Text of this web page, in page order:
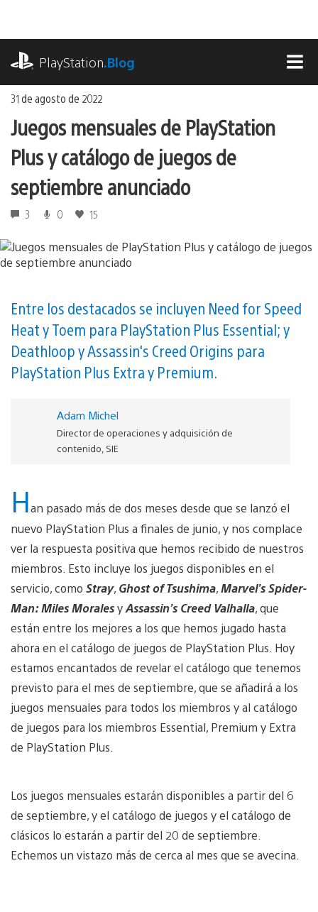
contenido
PlayStation.Blog
31 de agosto de 2022
Juegos mensuales de PlayStation
Plus y catálogo de juegos de
septiembre anunciado
3 0 15
Entre los destacados se incluyen Need for Speed
Heat y Toem para PlayStation Plus Essential; y
Deathloop y Assassin's Creed Origins para
PlayStation Plus Extra y Premium.
Adam Michel
Director de operaciones y adquisición de
contenido, SIE
Han pasado más de dos meses desde que se lanzó el
nuevo PlayStation Plus a finales de junio, y nos complace
ver la respuesta positiva que hemos recibido de nuestros
miembros. Esto incluye los juegos disponibles en el
servicio, como Stray, Ghost of Tsushima,Marvel’s Spider-
Man: Miles MoralesyAssassin’s Creed Valhalla, que
están entre los mejores a los que hemos jugado hasta
ahora en el catálogo de juegos de PlayStation Plus. Hoy
estamos encantados de revelar el catálogo que tenemos
previsto para el mes de septiembre, que se añadirá a los
juegos mensuales para todos los miembros y al catálogo
de juegos para los miembros Essential, Premium y Extra
de PlayStation Plus.
Los juegos mensuales estarán disponibles a partir del 6
de septiembre, y el catálogo de juegos y el catálogo de
clásicos lo estarán a partir del 20 de septiembre.
Echemos un vistazo más de cerca al mes que se avecina.